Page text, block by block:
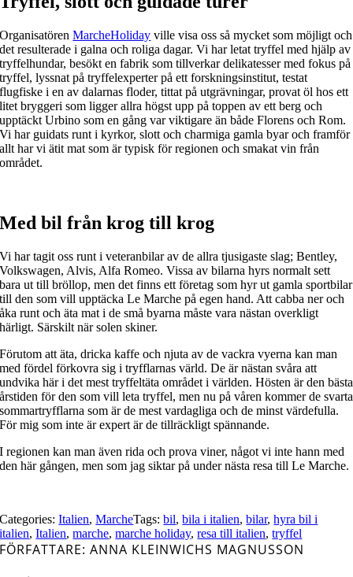
OrganisatörenMarcheHoliday ville visa oss så mycket som möjligt och
det resulterade i galna och roliga dagar. Vi har letat tryffel med hjälp av
tryffelhundar, besökt en fabrik som tillverkar delikatesser med fokus på
tryffel, lyssnat på tryffelexperter på ett forskningsinstitut, testat
flugfiske i en av dalarnas floder, tittat på utgrävningar, provat öl hos ett
litet bryggeri som ligger allra högst upp på toppen av ett berg och
upptäckt Urbino som en gång var viktigare än både Florens och Rom.
Vi har guidats runt i kyrkor, slott och charmiga gamla byar och framför
allt har vi ätit mat som är typisk för regionen och smakat vin från
området.
Med bil från krog till krog
Vi har tagit oss runt i veteranbilar av de allra tjusigaste slag; Bentley,
Volkswagen, Alvis, Alfa Romeo. Vissa av bilarna hyrs normalt sett
bara ut till bröllop, men det finns ett företag som hyr ut gamla sportbilar
till den som vill upptäcka Le Marche på egen hand. Att cabba ner och
åka runt och äta mat i de små byarna måste vara nästan overkligt
härligt. Särskilt när solen skiner.
Förutom att äta, dricka kaffe och njuta av de vackra vyerna kan man
med fördel förkovra sig i tryfflarnas värld. De är nästan svåra att
undvika här i det mest tryffeltäta området i världen. Hösten är den bästa
årstiden för den som vill leta tryffel, men nu på våren kommer de svarta
sommartryfflarna som är de mest vardagliga och de minst värdefulla.
För mig som inte är expert är de tillräckligt spännande.
I regionen kan man även rida och prova viner, något vi inte hann med
den här gången, men som jag siktar på under nästa resa till Le Marche.
Categories:Italien,MarcheTags:bil,bila i italien,bilar,hyra bil i
italien,Italien,marche,marche holiday,resa till italien,tryffel
FÖRFATTARE: ANNA KLEINWICHS MAGNUSSON